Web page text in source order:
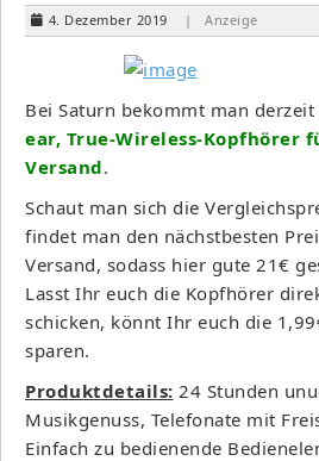
4. Dezember 2019 | Anzeige
Bei Saturn bekommt man derzeit
ear, True-Wireless-Kopfhörer
Versand.
Schaut man sich die
findet man den nächstbesten
Versand, sodass hier gute 21€
Lasst Ihr euch die Kopfhörer
schicken, könnt Ihr euch die
sparen.
Produktdetails: 24 Stunden
Musikgenuss, Telefonate mit
Einfach zu bedienende